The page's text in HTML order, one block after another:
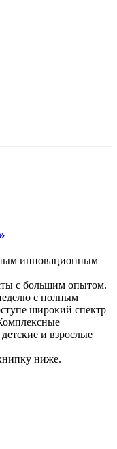
инновационным
с большим опытом.
с полным
широкий спектр
и взрослые
ниже.